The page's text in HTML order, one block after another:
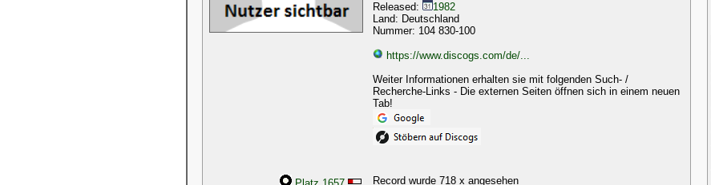
Released:
1982
Land: Deutschland
Nummer: 104 830-100
https://www.discogs.com/de/...
Weiter Informationen erhalten sie mit folgenden Such- /
Recherche-Links - Die externen Seiten öffnen sich in einem neuen
Tab!
Record wurde 718 x angesehen